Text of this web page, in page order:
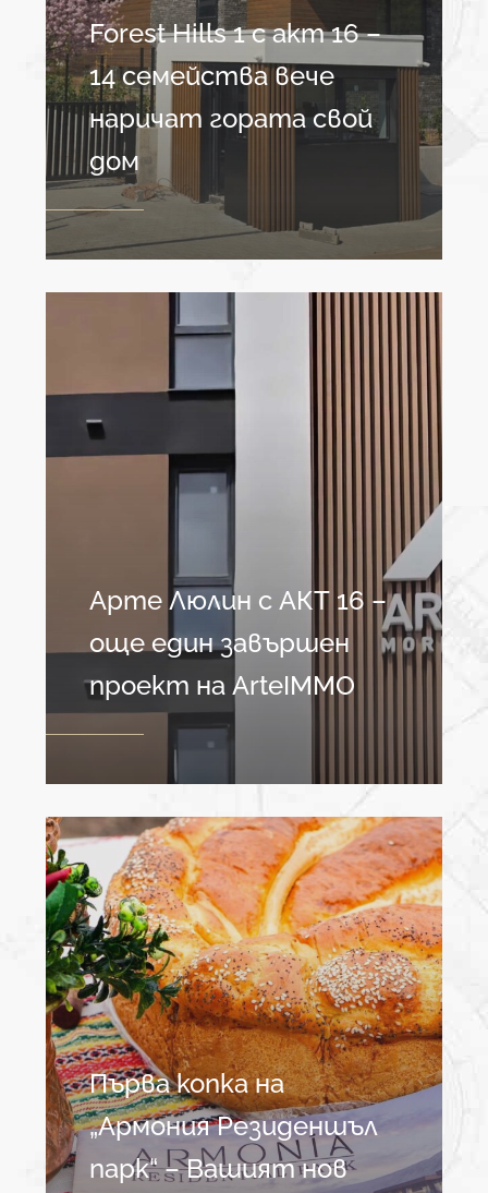
Forest Hills 1 с акт 16 –
14 семейства вече
наричат гората свой
дом
Арте Люлин с АКТ 16 –
още един завършен
проект на ArteIММО
Първа копка на
„Армония Резиденшъл
парк“ – Вашият нов